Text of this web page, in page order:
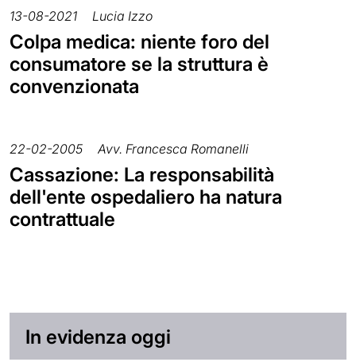
13-08-2021 Lucia Izzo
Colpa medica: niente foro del
consumatore se la struttura è
convenzionata
22-02-2005 Avv. Francesca Romanelli
Cassazione: La responsabilità
dell'ente ospedaliero ha natura
contrattuale
In evidenza oggi